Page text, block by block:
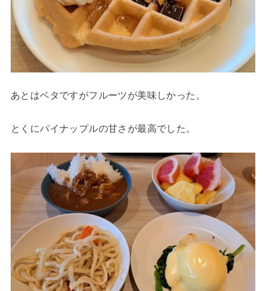
あとはベタですがフルーツが美味しかった。
とくにパイナップルの甘さが最高でした。